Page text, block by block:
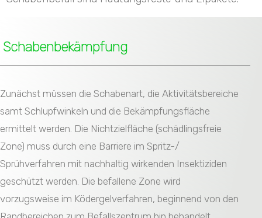
Schabenbekämpfung
Zunächst müssen die Schabenart, die Aktivitätsbereiche
samt Schlupfwinkeln und die Bekämpfungsfläche
ermittelt werden. Die Nichtzielfläche (schädlingsfreie
Zone) muss durch eine Barriere im Spritz-/
Sprühverfahren mit nachhaltig wirkenden Insektiziden
geschützt werden. Die befallene Zone wird
vorzugsweise im Ködergelverfahren, beginnend von den